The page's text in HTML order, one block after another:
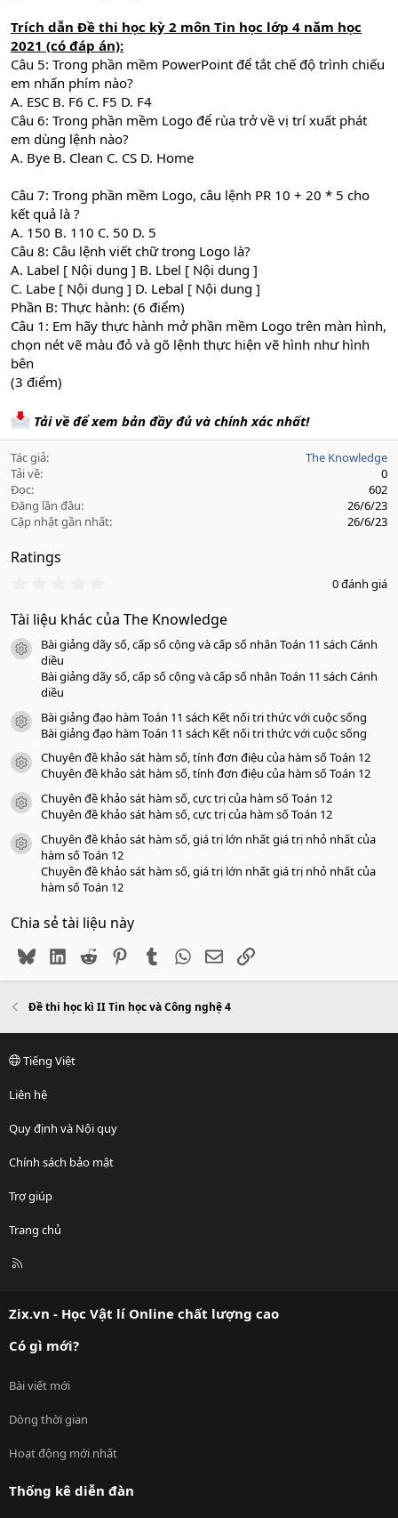
Trích dẫn Đề thi học kỳ 2 môn Tin học lớp 4 năm học
2021 (có đáp án):
Câu 5: Trong phần mềm PowerPoint để tắt chế độ trình chiếu
em nhấn phím nào?
A. ESC B. F6 C. F5 D. F4
Câu 6: Trong phần mềm Logo để rùa trở về vị trí xuất phát
em dùng lệnh nào?
A. Bye B. Clean C. CS D. Home
Câu 7: Trong phần mềm Logo, câu lệnh PR 10 + 20 * 5 cho
kết quả là ?
A. 150 B. 110 C. 50 D. 5
Câu 8: Câu lệnh viết chữ trong Logo là?
A. Label [ Nội dung ] B. Lbel [ Nội dung ]
C. Labe [ Nội dung ] D. Lebal [ Nội dung ]
Phần B: Thực hành: (6 điểm)
Câu 1: Em hãy thực hành mở phần mềm Logo trên màn hình,
chọn nét vẽ màu đỏ và gõ lệnh thực hiện vẽ hình như hình
bên
(3 điểm)
Tải về để xem bản đầy đủ và chính xác nhất!
Tác giả
The Knowledge
Tải về
0
Đọc
602
Đăng lần đầu
26/6/23
Cập nhật gần nhất
26/6/23
Ratings
0
0
a
0 đánh giá
Tài liệu khác của The Knowledge
icon tài liệu
Bài giảng dãy số, cấp số cộng và cấp số nhân Toán 11 sách Cánh
diều
Bài giảng dãy số, cấp số cộng và cấp số nhân Toán 11 sách Cánh
diều
icon tài liệu
Bài giảng đạo hàm Toán 11 sách Kết nối tri thức với cuộc sống
Bài giảng đạo hàm Toán 11 sách Kết nối tri thức với cuộc sống
icon tài liệu
Chuyên đề khảo sát hàm số, tính đơn điệu của hàm số Toán 12
Chuyên đề khảo sát hàm số, tính đơn điệu của hàm số Toán 12
icon tài liệu
Chuyên đề khảo sát hàm số, cực trị của hàm số Toán 12
Chuyên đề khảo sát hàm số, cực trị của hàm số Toán 12
icon tài liệu
Chuyên đề khảo sát hàm số, giá trị lớn nhất giá trị nhỏ nhất của
hàm số Toán 12
Chuyên đề khảo sát hàm số, giá trị lớn nhất giá trị nhỏ nhất của
hàm số Toán 12
Chia sẻ tài liệu này
BlueskyLinkedIn
Reddit PinterestTumblr WhatsApp
EmailLink
Đề thi học kì II Tin học và Công nghệ 4
Tiếng Việt
Liên hệ
Quy định và Nội quy
Chính sách bảo mật
Trợ giúp
Trang chủ
R
Zix.vn - Học Vật lí Online chất lượng cao
Có gì mới?
Bài viết mới
Dòng thời gian
Hoạt động mới nhất
Thống kê diễn đàn